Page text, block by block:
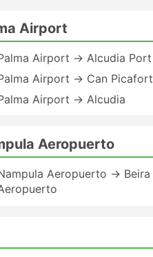
Airport
Airport → Alcudia Port
Airport → Can Picafort
Airport → Alcudia
Aeropuerto
Aeropuerto → Beira